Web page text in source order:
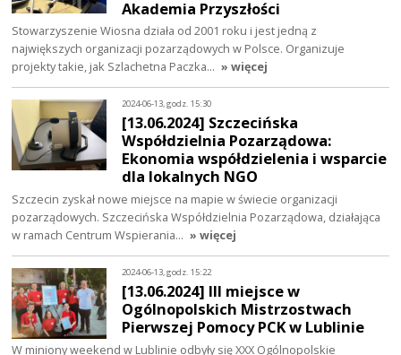
Akademia Przyszłości
Stowarzyszenie Wiosna działa od 2001 roku i jest jedną z
największych organizacji pozarządowych w Polsce. Organizuje
projekty takie, jak Szlachetna Paczka… » więcej
2024-06-13, godz. 15:30
[13.06.2024] Szczecińska
Współdzielnia Pozarządowa:
Ekonomia współdzielenia i wsparcie
dla lokalnych NGO
Szczecin zyskał nowe miejsce na mapie w świecie organizacji
pozarządowych. Szczecińska Współdzielnia Pozarządowa, działająca
w ramach Centrum Wspierania… » więcej
2024-06-13, godz. 15:22
[13.06.2024] III miejsce w
Ogólnopolskich Mistrzostwach
Pierwszej Pomocy PCK w Lublinie
W miniony weekend w Lublinie odbyły się XXX Ogólnopolskie